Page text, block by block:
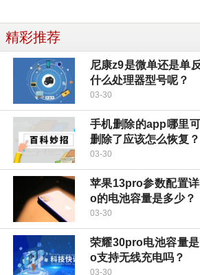
精彩推荐
尼康z9是微单还是单
什么处理器型号呢？
03-30
手机删除的app哪里
删除了应该怎么恢复？
03-30
苹果13pro参数配置
o的电池容量是多少？
03-30
荣耀30pro电池容量
o支持无线充电吗？
03-30